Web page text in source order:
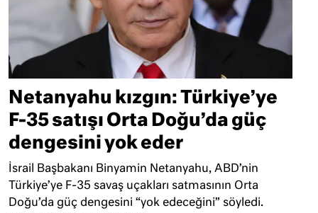
Netanyahu kızgın: Türkiye’ye
F-35 satışı Orta Doğu’da güç
dengesini yok eder
İsrail Başbakanı Binyamin Netanyahu, ABD’nin
Türkiye’ye F-35 savaş uçakları satmasının Orta
Doğu’da güç dengesini “yok edeceğini” söyledi.